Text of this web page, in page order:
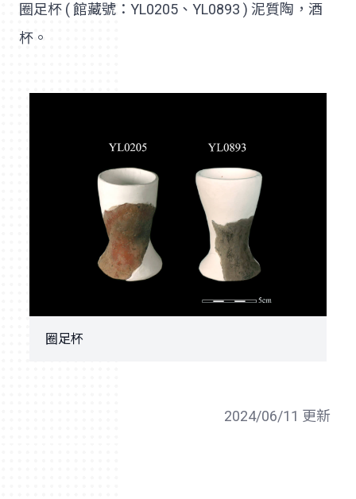
圈足杯 ( 館藏號：YL0205、YL0893 ) 泥質陶，酒
杯。
圈足杯
2024/06/11 更新